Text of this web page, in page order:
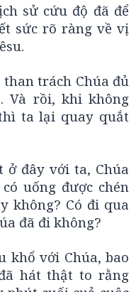
sử cứu độ đã để
sức rõ ràng về vị
trách Chúa đủ
Và rồi, khi không
ta lại quay quắt
ở đây với ta, Chúa
uống được chén
không? Có đi qua
đã đi không?
khổ với Chúa, bao
hát thật to rằng